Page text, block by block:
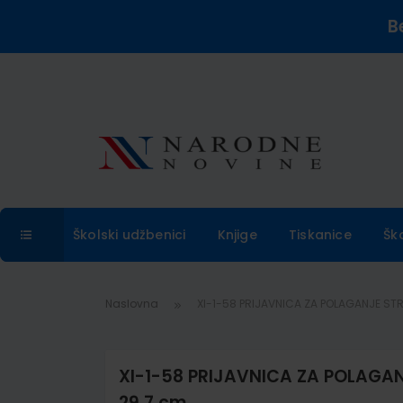
Školski udžbenici Knjige Tiskanice
Naslovna
XI-1-58 PRIJAVNICA ZA